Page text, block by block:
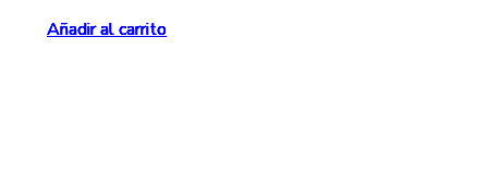
Añadir al carrito
Añadir al carrito
Añadir al carrito
Añadir al carrito
Añadir al carrito
Añadir al carrito